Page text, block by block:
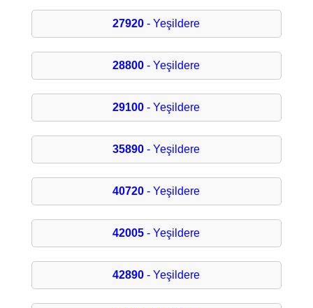
27920 - Yeşildere
28800 - Yeşildere
29100 - Yeşildere
35890 - Yeşildere
40720 - Yeşildere
42005 - Yeşildere
42890 - Yeşildere